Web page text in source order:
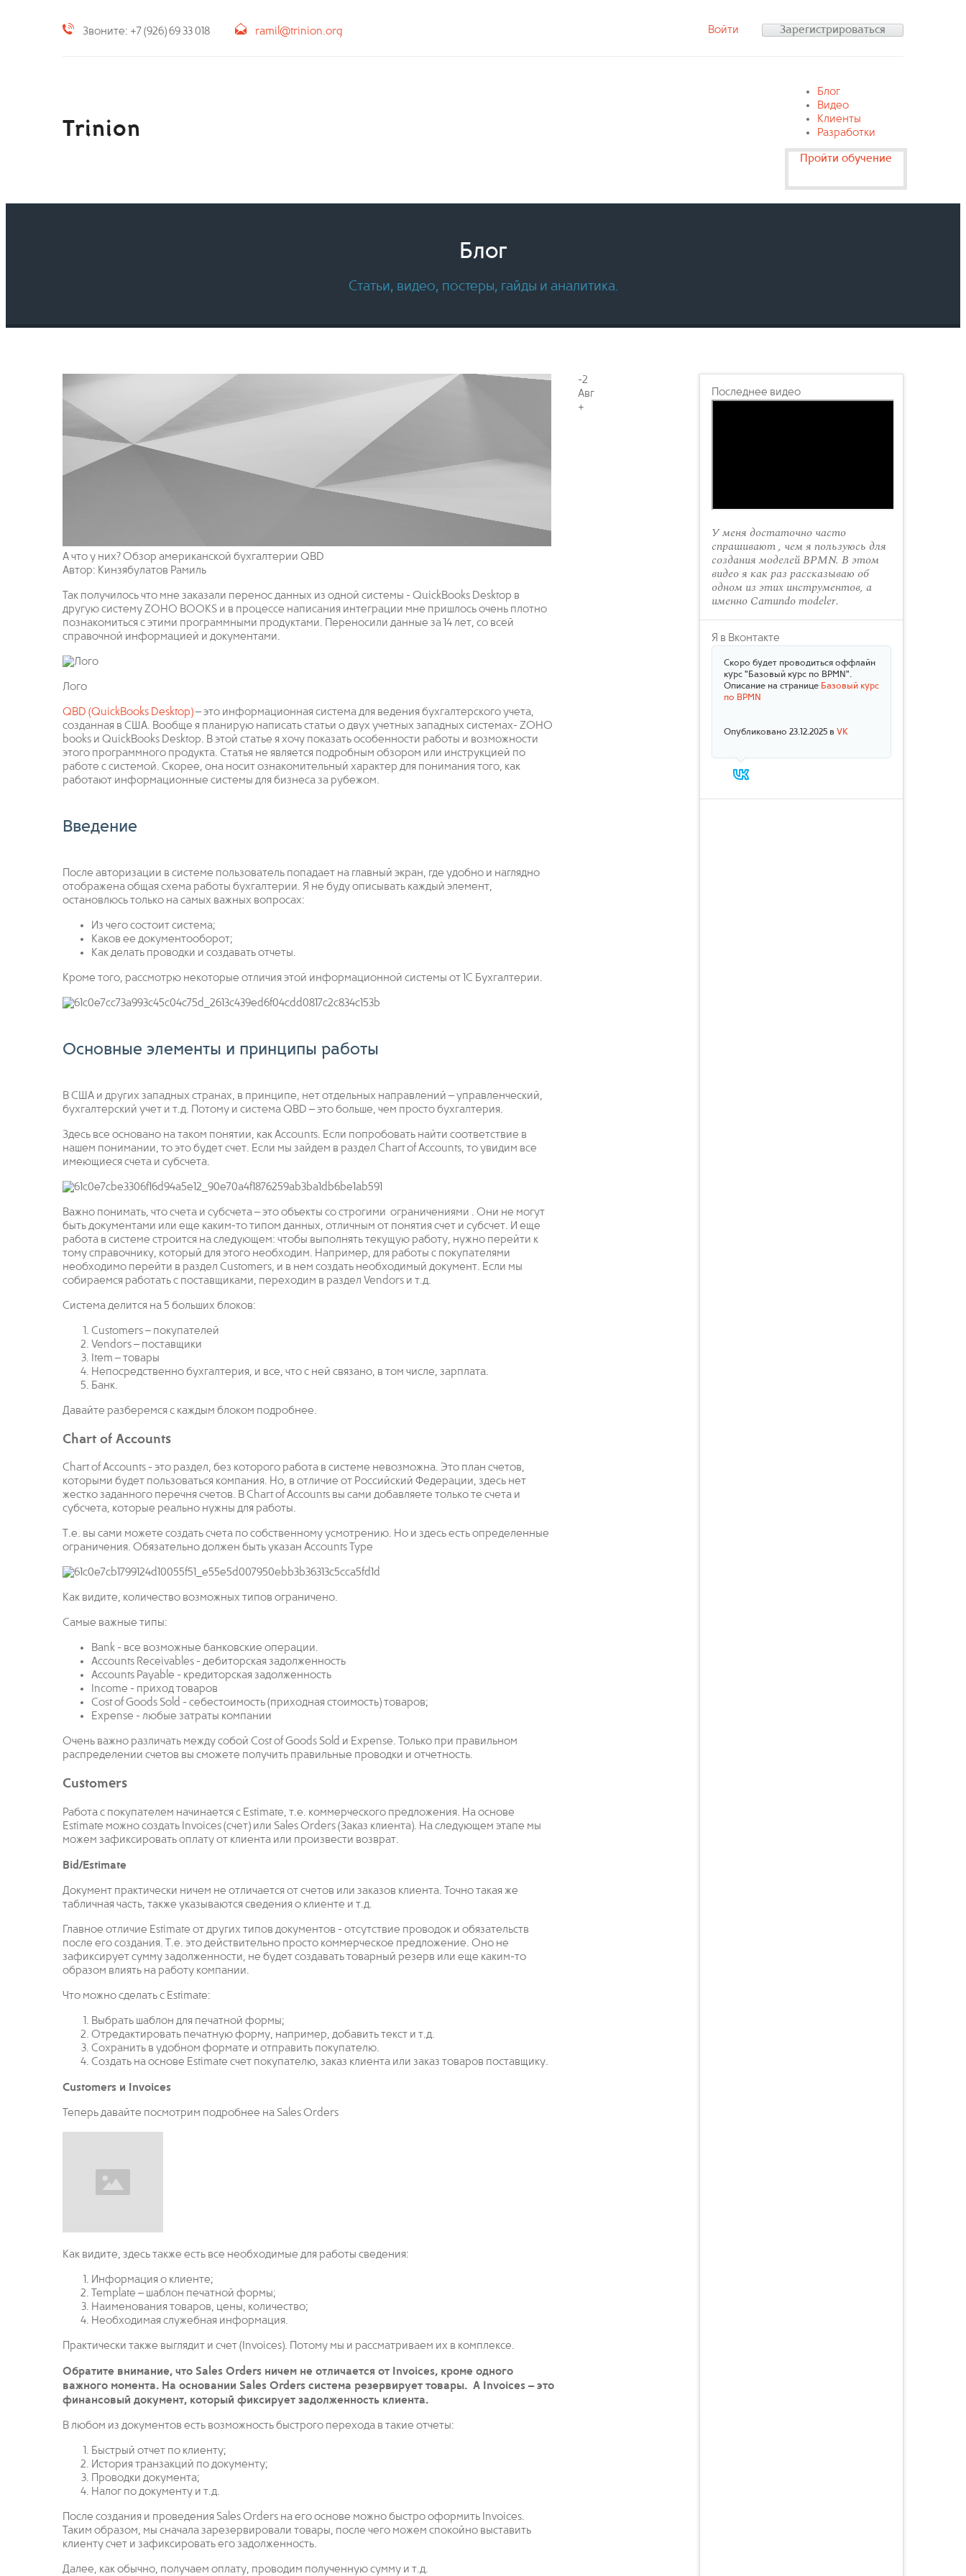
Звоните: +7 (926) 69 33 018 ramil@trinion.org Войти Зарегистрироваться
Trinion
Блог
Видео
Клиенты
Разработки
Пройти обучение
Блог
Статьи, видео, постеры, гайды и аналитика.
А что у них? Обзор американской бухгалтерии QBD
Автор: Кинзябулатов Рамиль
Так получилось что мне заказали перенос данных из одной системы - QuickBooks Desktop в
другую систему ZOHO BOOKS и в процессе написания интеграции мне пришлось очень плотно
познакомиться с этими программными продуктами. Переносили данные за 14 лет, со всей
справочной информацией и документами.
Лого
QBD (QuickBooks Desktop)– это информационная система для ведения бухгалтерского учета,
созданная в США. Вообще я планирую написать статьи о двух учетных западных системах- ZOHO
books и QuickBooks Desktop. В этой статье я хочу показать особенности работы и возможности
этого программного продукта. Статья не является подробным обзором или инструкцией по
работе с системой. Скорее, она носит ознакомительный характер для понимания того, как
работают информационные системы для бизнеса за рубежом.
Введение
После авторизации в системе пользователь попадает на главный экран, где удобно и наглядно
отображена общая схема работы бухгалтерии. Я не буду описывать каждый элемент,
остановлюсь только на самых важных вопросах:
Из чего состоит система;
Каков ее документооборот;
Как делать проводки и создавать отчеты.
Кроме того, рассмотрю некоторые отличия этой информационной системы от 1С Бухгалтерии.
Основные элементы и принципы работы
В США и других западных странах, в принципе, нет отдельных направлений – управленческий,
бухгалтерский учет и т.д. Потому и система QBD – это больше, чем просто бухгалтерия.
Здесь все основано на таком понятии, как Accounts. Если попробовать найти соответствие в
нашем понимании, то это будет счет. Если мы зайдем в раздел Chart of Accounts, то увидим все
имеющиеся счета и субсчета.
Важно понимать, что счета и субсчета – это объекты со строгими ограничениями . Они не могут
быть документами или еще каким-то типом данных, отличным от понятия счет и субсчет. И еще
работа в системе строится на следующем: чтобы выполнять текущую работу, нужно перейти к
тому справочнику, который для этого необходим. Например, для работы с покупателями
необходимо перейти в раздел Customers, и в нем создать необходимый документ. Если мы
собираемся работать с поставщиками, переходим в раздел Vendors и т.д.
Система делится на 5 больших блоков:
Customers – покупателей
Vendors – поставщики
Item – товары
Непосредственно бухгалтерия, и все, что с ней связано, в том числе, зарплата.
Банк.
Давайте разберемся с каждым блоком подробнее.
Chart of Accounts
Chart of Accounts - это раздел, без которого работа в системе невозможна. Это план счетов,
которыми будет пользоваться компания. Но, в отличие от Российский Федерации, здесь нет
жестко заданного перечня счетов. В Chart of Accounts вы сами добавляете только те счета и
субсчета, которые реально нужны для работы.
Т.е. вы сами можете создать счета по собственному усмотрению. Но и здесь есть определенные
ограничения. Обязательно должен быть указан Accounts Type
Как видите, количество возможных типов ограничено.
Самые важные типы:
Bank - все возможные банковские операции.
Accounts Receivables - дебиторская задолженность
Accounts Payable - кредиторская задолженность
Income - приход товаров
Cost of Goods Sold - себестоимость (приходная стоимость) товаров;
Expense - любые затраты компании
Очень важно различать между собой Cost of Goods Sold и Expense. Только при правильном
распределении счетов вы сможете получить правильные проводки и отчетность.
Customers
Работа с покупателем начинается с Estimate, т.е. коммерческого предложения. На основе
Estimate можно создать Invoices (счет) или Sales Orders (Заказ клиента). На следующем этапе мы
можем зафиксировать оплату от клиента или произвести возврат.
Bid/Estimate
Документ практически ничем не отличается от счетов или заказов клиента. Точно такая же
табличная часть, также указываются сведения о клиенте и т.д.
Главное отличие Estimate от других типов документов - отсутствие проводок и обязательств
после его создания. Т.е. это действительно просто коммерческое предложение. Оно не
зафиксирует сумму задолженности, не будет создавать товарный резерв или еще каким-то
образом влиять на работу компании.
Что можно сделать с Estimate:
Выбрать шаблон для печатной формы;
Отредактировать печатную форму, например, добавить текст и т.д.
Сохранить в удобном формате и отправить покупателю.
Создать на основе Estimate счет покупателю, заказ клиента или заказ товаров поставщику.
Customers и Invoices
Теперь давайте посмотрим подробнее на Sales Orders
Как видите, здесь также есть все необходимые для работы сведения:
Информация о клиенте;
Template – шаблон печатной формы;
Наименования товаров, цены, количество;
Необходимая служебная информация.
Практически также выглядит и счет (Invoices). Потому мы и рассматриваем их в комплексе.
Обратите внимание, что Sales Orders ничем не отличается от Invoices, кроме одного
важного момента. На основании Sales Orders система резервирует товары. А Invoices – это
финансовый документ, который фиксирует задолженность клиента.
В любом из документов есть возможность быстрого перехода в такие отчеты:
Быстрый отчет по клиенту;
История транзакций по документу;
Проводки документа;
Налог по документу и т.д.
После создания и проведения Sales Orders на его основе можно быстро оформить Invoices.
Таким образом, мы сначала зарезервировали товары, после чего можем спокойно выставить
клиенту счет и зафиксировать его задолженность.
Далее, как обычно, получаем оплату, проводим полученную сумму и т.д.
-2
Авг
+
Последнее видео
У меня достаточно часто
спрашивают , чем я пользуюсь для
создания моделей BPMN. В этом
видео я как раз рассказываю об
одном из этих инструментов, а
именно Camundo modeler.
Я в Вконтакте
Скоро будет проводиться оффлайн
курс "Базовый курс по BPMN".
Описание на странице Базовый курс
по BPMN
Опубликовано 23.12.2025 в VK